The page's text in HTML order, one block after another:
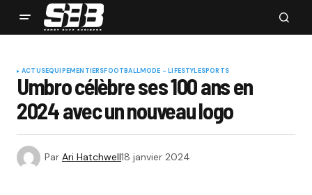
ACTUSEQUIPEMENTIERSFOOTBALLMODE - LIFESTYLESPORTS
Umbro célèbre ses 100 ans en
2024 avec un nouveau logo
Par Ari Hatchwell18 janvier 2024